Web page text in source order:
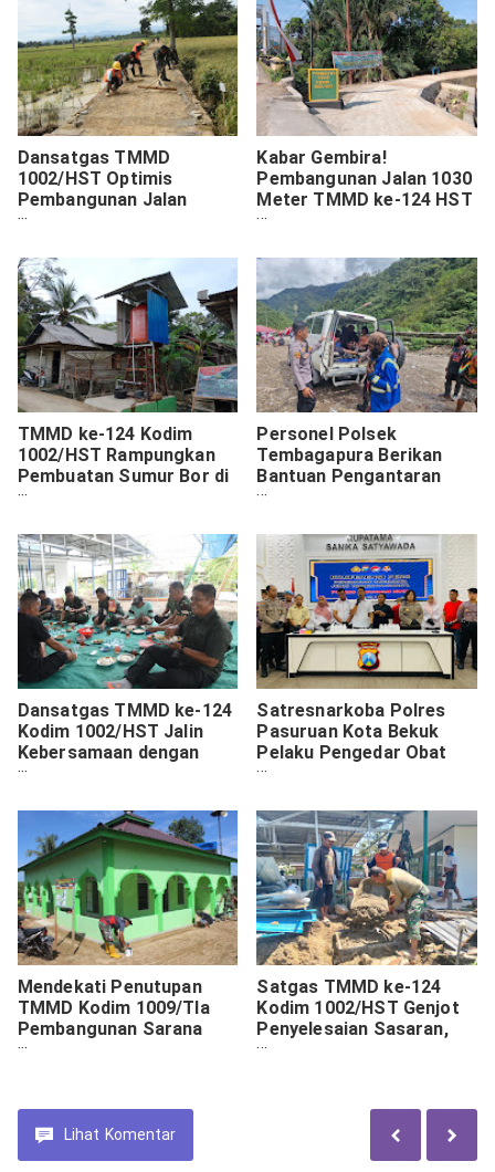
Dansatgas TMMD
1002/HST Optimis
Pembangunan Jalan
Sepanjang 1030 Meter
Kabar Gembira!
Pembangunan Jalan 1030
Meter TMMD ke-124 HST
Rampung 100 Persen
TMMD ke-124 Kodim
1002/HST Rampungkan
Pembuatan Sumur Bor di
Pengambau Hilir Luar
Personel Polsek
Tembagapura Berikan
Bantuan Pengantaran
Bahan Makanan Untuk
kampung Longsoran,
Distrik Tembagapura
Dansatgas TMMD ke-124
Kodim 1002/HST Jalin
Kebersamaan dengan
Warga Saat Makan Siang
Satresnarkoba Polres
Pasuruan Kota Bekuk
Pelaku Pengedar Obat
Keras Jenis
Mendekati Penutupan
TMMD Kodim 1009/Tla
Pembangunan Sarana
MCK Mushola Darul Huda
Satgas TMMD ke-124
Kodim 1002/HST Genjot
Penyelesaian Sasaran,
Pasang Pondasi Tower
Lihat Komentar